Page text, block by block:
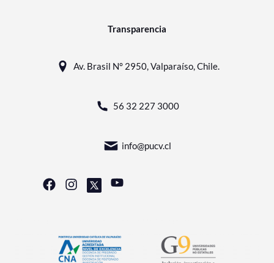
Transparencia
Av. Brasil N° 2950, Valparaíso, Chile.
56 32 227 3000
info@pucv.cl